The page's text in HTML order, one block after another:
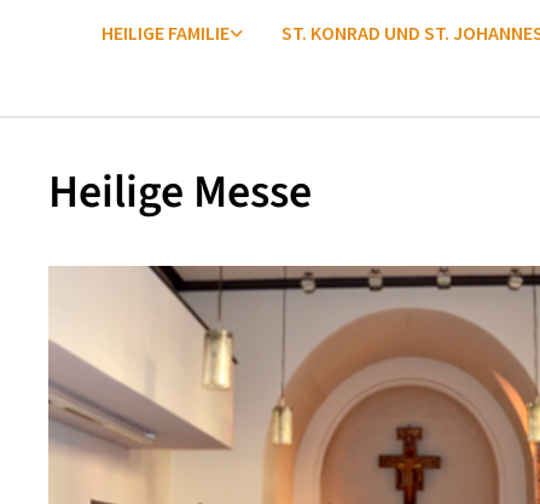
HEILIGE FAMILIE ST. KONRAD UND ST.
Heilige Messe